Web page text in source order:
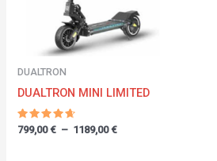
DUALTRON
DUALTRON MINI LIMITED
Note
4.40
799,00€ – 1189,00€